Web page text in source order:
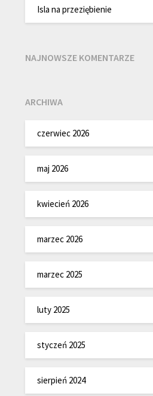
Isla na przeziębienie
NAJNOWSZE KOMENTARZE
ARCHIWA
czerwiec 2026
maj 2026
kwiecień 2026
marzec 2026
marzec 2025
luty 2025
styczeń 2025
sierpień 2024